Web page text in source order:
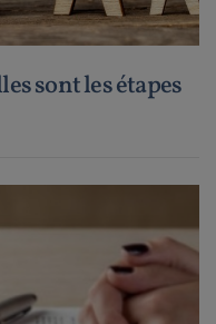
sont les étapes